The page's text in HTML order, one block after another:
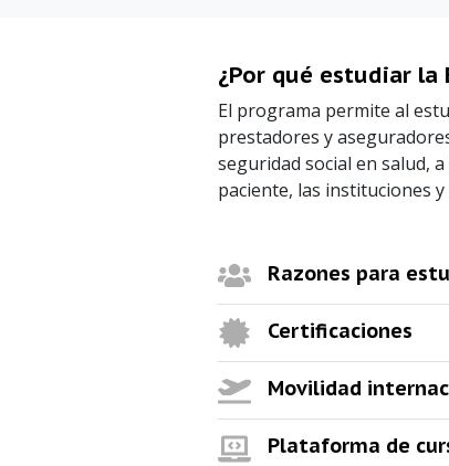
¿Por qué estudiar la
El programa permite al
prestadores y
seguridad social en salud,
paciente, las instituciones y
Razones para
Certificaciones
Movilidad
Plataforma de